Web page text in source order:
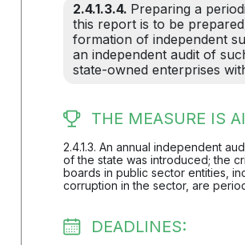
2.4.1.3.4. Preparing a
this report is to be
formation of independent
an independent audit of
state-owned enterprises
THE MEASURE IS
2.4.1.3. An annual independent
of the state was introduced; the
boards in public sector entities,
corruption in the sector, are
DEADLINES: